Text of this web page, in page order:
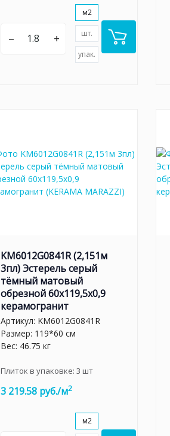
– +
м2
шт.
упак.
KM6012G0841R (2,151м
3пл) Эстерель серый
тёмный матовый
обрезной 60x119,5x0,9
керамогранит
Артикул: KM6012G0841R
Размер: 119*60 см
Вес: 46.75 кг
Плиток в упаковке: 3 шт
3 219.58 руб./м2
м2